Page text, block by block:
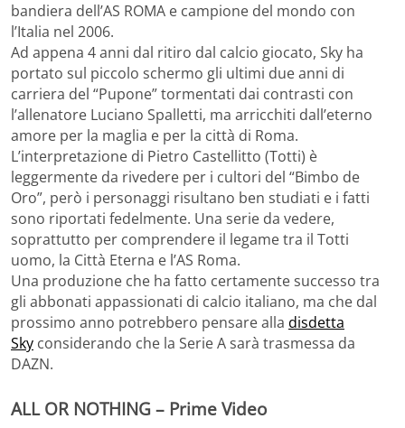
bandiera dell’AS ROMA e campione del mondo con
l’Italia nel 2006.
Ad appena 4 anni dal ritiro dal calcio giocato, Sky ha
portato sul piccolo schermo gli ultimi due anni di
carriera del “Pupone” tormentati dai contrasti con
l’allenatore Luciano Spalletti, ma arricchiti dall’eterno
amore per la maglia e per la città di Roma.
L’interpretazione di Pietro Castellitto (Totti) è
leggermente da rivedere per i cultori del “Bimbo de
Oro”, però i personaggi risultano ben studiati e i fatti
sono riportati fedelmente. Una serie da vedere,
soprattutto per comprendere il legame tra il Totti
uomo, la Città Eterna e l’AS Roma.
Una produzione che ha fatto certamente successo tra
gli abbonati appassionati di calcio italiano, ma che dal
prossimo anno potrebbero pensare alla disdetta
Sky considerando che la Serie A sarà trasmessa da
DAZN.
ALL OR NOTHING – Prime Video